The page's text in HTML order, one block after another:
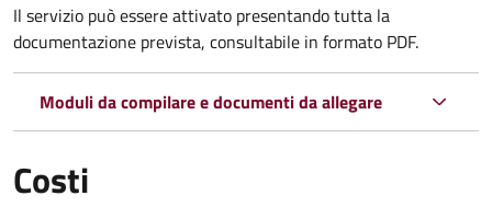
Il servizio può essere attivato presentando tutta la
documentazione prevista, consultabile in formato PDF.
Moduli da compilare e documenti da allegare
Costi